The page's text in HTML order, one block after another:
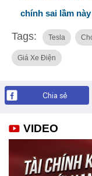
chính sai lầm
Tags: Tesla
Giá Xe Điện
Chia sẻ
VIDEO